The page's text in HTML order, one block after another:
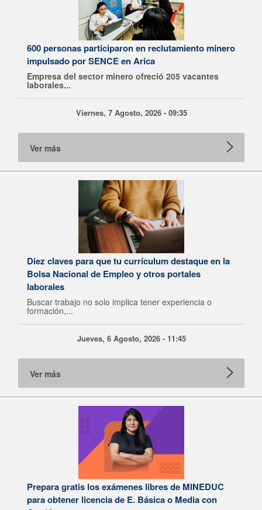
600 personas participaron en reclutamiento minero
impulsado por SENCE en Arica
Empresa del sector minero ofreció 205 vacantes
laborales...
Viernes, 7 Agosto, 2026 - 09:35
Ver más
Diez claves para que tu currículum destaque en la
Bolsa Nacional de Empleo y otros portales
laborales
Buscar trabajo no solo implica tener experiencia o
formación,...
Jueves, 6 Agosto, 2026 - 11:45
Ver más
Prepara gratis los exámenes libres de MINEDUC
para obtener licencia de E. Básica o Media con